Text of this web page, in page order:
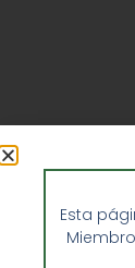
Esta